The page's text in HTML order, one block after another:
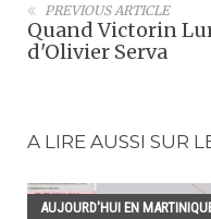
PREVIOUS ARTICLE
Quand Victorin
d'Olivier Serva
A LIRE AUSSI SUR
AUJOURD'HUI EN